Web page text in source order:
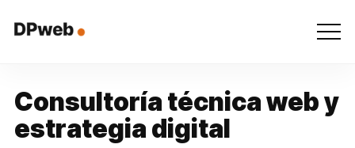
Consultoría técnicaweby
estrategia digital